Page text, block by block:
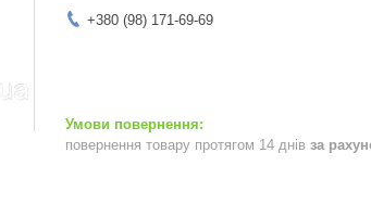
+380 (98) 171-69-69
повернення товару протягом 14 днів за